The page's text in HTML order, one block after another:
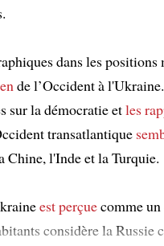
dans les positions
de l’Occident à l'Ukraine.
sur la démocratie etles
transatlantique
Chine, l'Inde et la Turquie.
est perçuecomme
considère la Russie